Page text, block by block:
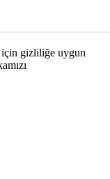
için gizliliğe uygun